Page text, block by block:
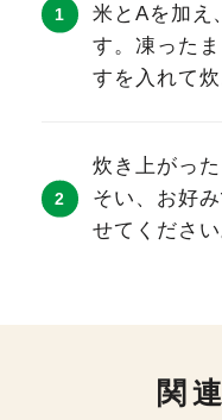
米とAを加え
す。凍った
すを入れて炊
炊き上がっ
そい、お好
せてください
関